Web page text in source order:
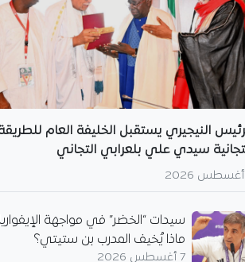
النيجيري يستقبل الخليفة العام
سيدي علي بلعرابي التجاني
سيدات “الخضر” في مواجهة
ماذا يُخيف المدرب بن ستيتي؟
7 أغسطس 2026